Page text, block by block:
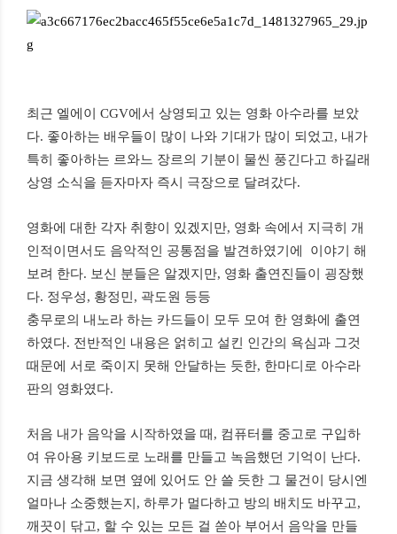
최근 엘에이 CGV에서 상영되고 있는 영화 아수라를 보았
다. 좋아하는 배우들이 많이 나와 기대가 많이 되었고, 내가
특히
좋아하는 르와느 장르의 기분이 물씬 풍긴다고 하길래
상영 소식을 듣자마자 즉시 극장으로 달려갔다.
영화에 대한 각자 취향이 있겠지만, 영화 속에서 지극히
개
인적이면서도 음악적인 공통점을 발견하였기에 이야기
해
보려 한다. 보신 분들은 알겠지만, 영화 출연진들이
굉장했
다. 정우성, 황정민 , 곽도원 등등
충무로의 내노라 하는 카드들이 모두 모여 한 영화에
출연
하였다. 전반적인 내용은 얽히고 설킨 인간의 욕심과 그것
때문에 서로 죽이지 못해 안달하는 듯한, 한마디로 아수라
판의 영화였다.
처음 내가 음악을 시작하였을 때 , 컴퓨터를 중고로 구입하
여 유아용 키보드로 노래를 만들고 녹음했던 기억이 난다.
지금 생각해 보면 옆에 있어도 안 쓸 듯한 그 물건이
당시엔
얼마나 소중했는지 , 하루가 멀다하고 방의 배치도 바꾸고,
깨끗이
닦고, 할 수 있는 모든 걸 쏟아 부어서 음악을 만들